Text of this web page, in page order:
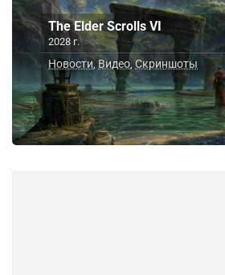
The Elder Scrolls VI
2028 г.
Новости, Видео,Скриншоты